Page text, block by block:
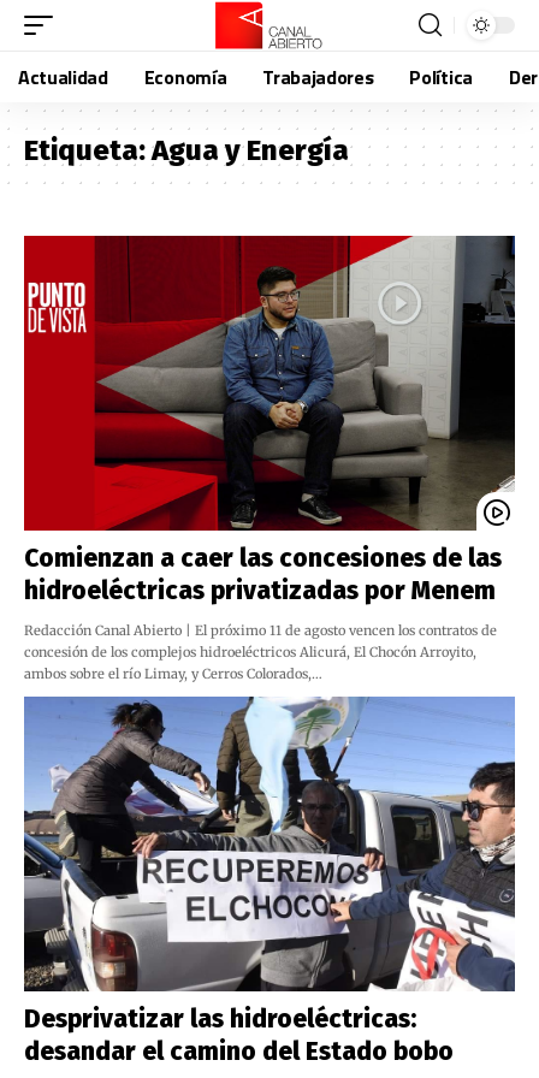
Actualidad Economía Trabajadores Política
Etiqueta:Agua y Energía
Comienzan a caer las concesiones de las
hidroeléctricas privatizadas por Menem
Redacción Canal Abierto | El próximo 11 de agosto vencen los contratos de
concesión de los complejos hidroeléctricos Alicurá, El Chocón Arroyito,
ambos sobre el río Limay, y Cerros Colorados,…
Desprivatizar las hidroeléctricas:
desandar el camino del Estado bobo